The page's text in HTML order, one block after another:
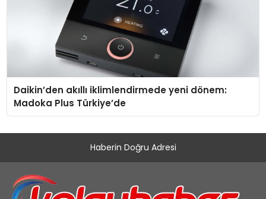
Daikin’den akıllı iklimlendirmede yeni dönem:
Madoka Plus Türkiye’de
Haberin Doğru Adresi